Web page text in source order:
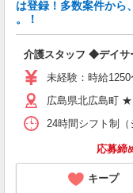
は登録！多数案件から
。！
介護スタッフ ◆デイサ
未経験：時給
広島県北広島町 ★
24時間シフト制
応募締
キープ